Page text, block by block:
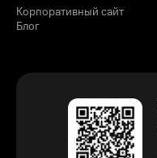
Корпоративный сайт
Блог